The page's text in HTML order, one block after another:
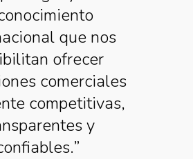
que nos
ofrecer
comerciales
competitivas,
y